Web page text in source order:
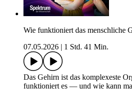
Wie funktioniert das menschliche
07.05.2026
1 Std. 41 Min.
Das Gehirn ist das komplexeste
funktioniert es — und wie kann